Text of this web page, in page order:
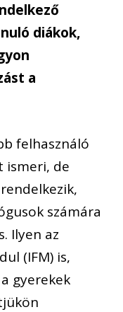
diákok,
a
felhasználó
ismeri, de
számára
Ilyen az
(IFM) is,
gyerekek